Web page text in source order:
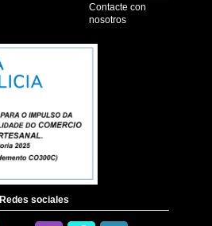
Contacte con
nosotros
Redes sociales